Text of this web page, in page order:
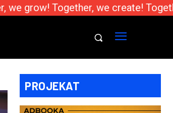
Together, we create!
PROJEKAT